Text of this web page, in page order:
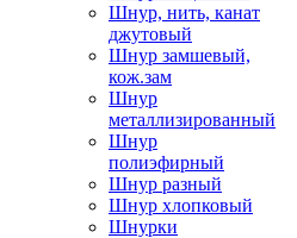
Шнур, нить, канат
джутовый
Шнур замшевый,
кож.зам
Шнур
металлизированный
Шнур
полиэфирный
Шнур разный
Шнур хлопковый
Шнурки